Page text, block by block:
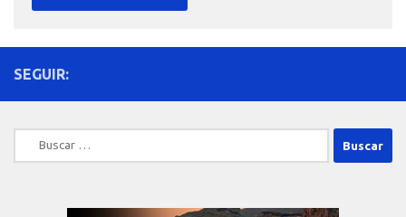
SEGUIR:
Buscar: